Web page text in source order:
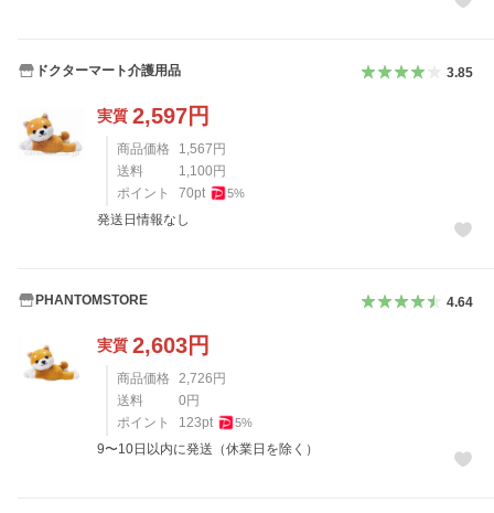
ドクターマート介護用品 3.85
実質 2,597円
商品価格 1,567円
送料
1,100円
ポイント
70pt 5%
発送日情報なし
PHANTOMSTORE 4.64
実質 2,603円
商品価格 2,726円
送料
0円
ポイント
123pt 5%
9〜10日以内に発送（休業日を除く）